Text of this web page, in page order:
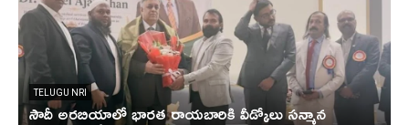
TELUGU NRI
సౌదీ అరబియాలో భారత రాయబారికి వీడ్కోలు సన్మాన